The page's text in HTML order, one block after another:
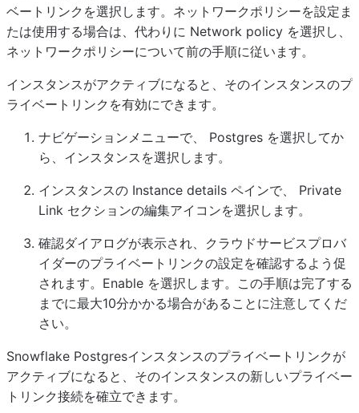
ベートリンクを選択します。ネットワークポリシーを設定ま
たは使用する場合は、代わりに Network policy を選択し、
ネットワークポリシーについて前の手順に従います。
インスタンスがアクティブになると、そのインスタンスのプ
ライベートリンクを有効にできます。
ナビゲーションメニューで、 Postgres を選択してか
ら、インスタンスを選択します。
インスタンスの Instance details ペインで、 Private
Link セクションの編集アイコンを選択します。
確認ダイアログが表示され、クラウドサービスプロバ
イダーのプライベートリンクの設定を確認するよう促
されます。 Enable を選択します。この手順は完了する
までに最大10分かかる場合があることに注意してくだ
さい。
Snowflake Postgresインスタンスのプライベートリンクが
アクティブになると、そのインスタンスの新しいプライベー
トリンク接続を確立できます。